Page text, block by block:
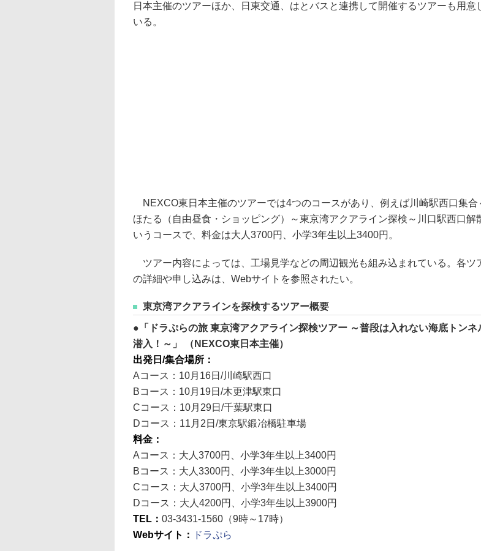
日本主催のツアーほか、日東交通、はとバスと連携して開催するツアーも用意
いる。
NEXCO東日本主催のツアーでは4つのコースがあり、例えば川崎駅西口集合
ほたる（自由昼食・ショッピング）～東京湾アクアライン探検～川口駅西口解
いうコースで、料金は大人3700円、小学3年生以上3400円。
ツアー内容によっては、工場見学などの周辺観光も組み込まれている。各ツ
の詳細や申し込みは、Webサイトを参照されたい。
東京湾アクアラインを探検するツアー概要
「ドラぷらの旅 東京湾アクアライン探検ツアー ～普段は入れない海底トンネ
潜入！～」 （NEXCO東日本主催）
出発日/集合場所：
Aコース：10月16日/川崎駅西口
Bコース：10月19日/木更津駅東口
Cコース：10月29日/千葉駅東口
Dコース：11月2日/東京駅鍛冶橋駐車場
料金：
Aコース：大人3700円、小学3年生以上3400円
Bコース：大人3300円、小学3年生以上3000円
Cコース：大人3700円、小学3年生以上3400円
Dコース：大人4200円、小学3年生以上3900円
TEL： 03-3431-1560（9時～17時）
Webサイト：
ドラぷら